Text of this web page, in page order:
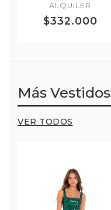
ALQUILER
$332.000
Más Vestidos
VER TODOS